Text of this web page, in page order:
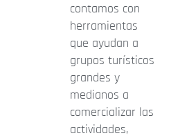
contamos con
herramientas
que ayudan a
grupos turísticos
grandes y
medianos a
comercializar las
actividades,